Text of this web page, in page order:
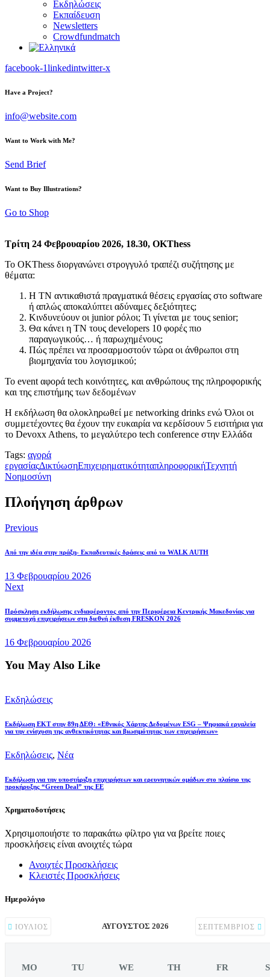
Εκδηλώσεις
Εκπαίδευση
Newsletters
Crowdfundmatch
facebook-1linkedintwitter-x
Have a Project?
info@website.com
Want to Work with Me?
Send Brief
Want to Buy Illustrations?
Go to Shop
Τρίτη 24 Φεβρουαρίου 2026, 18.30, OKThess
Το OKThess διοργανώνει στρογγυλό τραπέζι συζήτησης με
θέματα:
Η ΤΝ αντικαθιστά πραγματικά θέσεις εργασίας στο software
ή απλώς αποκαλύπτει αδύναμες δεξιότητες;
Κινδυνεύουν οι junior ρόλοι; Τι γίνεται με τους senior;
Θα κάνει η ΤΝ τους developers 10 φορές πιο
παραγωγικούς… ή παρωχημένους;
Πώς πρέπει να προσαρμοστούν τώρα οι άνθρωποι στη
βιομηχανία του λογισμικού;
Το event αφορά tech κοινότητες, και ανθρώπους της πληροφορικής
και της επιστήμης των δεδομένων
Η εκδήλωση θα ολοκληρωθεί με networking drinks ενώ Όλοι οι
συμμετέχοντες θα έχουν την ευκαιρία να κερδίσουν 5 εισιτήρια για
το Devoxx Athens, το μεγαλύτερο tech conference στην Ελλάδα
Tags: αγορά
εργασίαςΔικτύωσηΕπιχειρηματικότηταπληροφορικήΤεχνητή
Νοημοσύνη
Πλοήγηση άρθρων
Previous
Από την ιδέα στην πράξη- Εκπαδευτικές δράσεις από το WALK AUTH
13 Φεβρουαρίου 2026
Next
Πρόσκληση εκδήλωσης ενδιαφέροντος από την Περιφέρεια Κεντρικής Μακεδονίας για
συμμετοχή επιχειρήσεων στη διεθνή έκθεση FRESKON 2026
16 Φεβρουαρίου 2026
You May Also Like
Εκδηλώσεις
Εκδήλωση ΕΚΤ στην 89η ΔΕΘ: «Εθνικός Χάρτης Δεδομένων ESG – Ψηφιακά εργαλεία
για την ενίσχυση της ανθεκτικότητας και βιωσιμότητας των επιχειρήσεων»
Εκδηλώσεις, Νέα
Εκδήλωση για την υποστήριξη επιχειρήσεων και ερευνητικών ομάδων στο πλαίσιο της
προκήρυξης “Green Deal” της ΕΕ
Χρηματοδοτήσεις
Χρησιμοποιήστε το παρακάτω φίλτρο για να βρείτε ποιες
προσκλήσεις είναι ανοιχτές τώρα
Ανοιχτές Προσκλήσεις
Κλειστές Προσκλήσεις
Ημερολόγιο
ΙΟΎΛΙΟΣ ΑΎΓΟΥΣΤΟΣ 2026 ΣΕΠΤΈΜΒΡΙΟΣ
MO TU WE TH FR